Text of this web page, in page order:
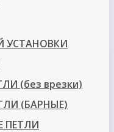
УСТАНОВКИ
(без врезки)
(БАРНЫЕ)
ПЕТЛИ